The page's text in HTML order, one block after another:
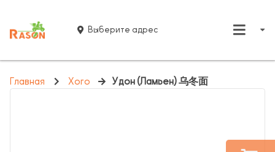
Выберите адрес
Главная Хого Удон (Ламьен) 乌冬面